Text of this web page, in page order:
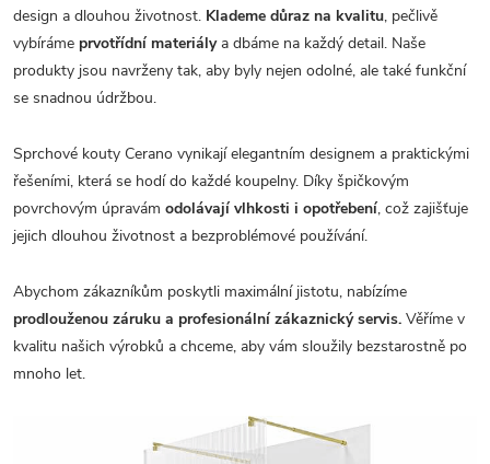
design a dlouhou životnost. Klademe důraz na kvalitu, pečlivě
vybíráme prvotřídní materiálya dbáme na každý detail. Naše
produkty jsou navrženy tak, aby byly nejen odolné, ale také funkční
se snadnou údržbou.
Sprchové kouty Cerano vynikají elegantním designem a praktickými
řešeními, která se hodí do každé koupelny. Díky špičkovým
povrchovým úpravám odolávají vlhkosti i opotřebení, což zajišťuje
jejich dlouhou životnost a bezproblémové používání.
Abychom zákazníkům poskytli maximální jistotu, nabízíme
prodlouženou záruku a profesionální zákaznický servis. Věříme v
kvalitu našich výrobků a chceme, aby vám sloužily bezstarostně po
mnoho let.